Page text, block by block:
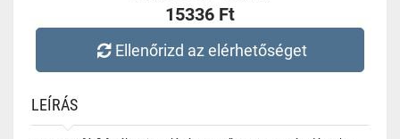
15336 Ft
Ellenőrizd az elérhetőséget
LEÍRÁS